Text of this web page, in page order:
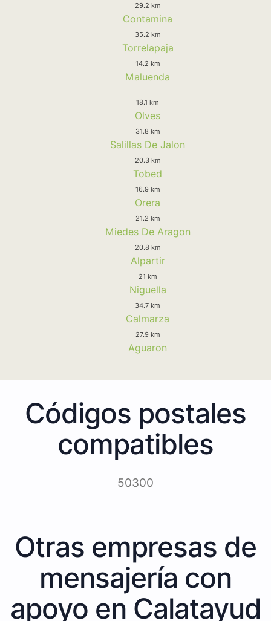
29.2 km
Contamina
35.2 km
Torrelapaja
14.2 km
Maluenda
18.1 km
Olves
31.8 km
Salillas De Jalon
20.3 km
Tobed
16.9 km
Orera
21.2 km
Miedes De Aragon
20.8 km
Alpartir
21 km
Niguella
34.7 km
Calmarza
27.9 km
Aguaron
Códigos postales
compatibles
50300
Otras empresas de
mensajería con
apoyo en Calatayud